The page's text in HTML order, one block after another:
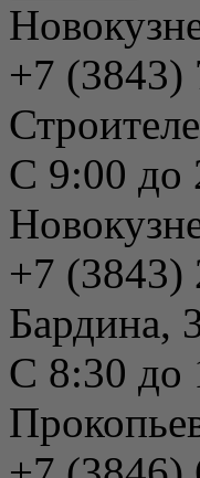
+7 (3843)
С 9:00 до
+7 (3843)
Бардина,
С 8:30 до